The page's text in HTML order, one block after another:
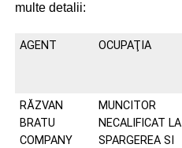
multe detalii:
AGENT OCUPAŢIA
RĂZVAN
BRATU
COMPANY
MUNCITOR
NECALIFICAT LA
SPARGEREA SI